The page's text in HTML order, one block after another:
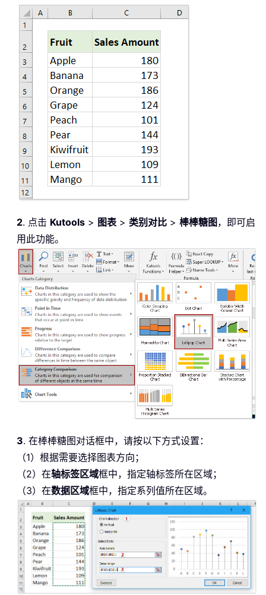
2. 点击 Kutools > 图表 > 类别对比 > 棒棒糖图，即可启
用此功能。
3. 在棒棒糖图对话框中，请按以下方式设置：
（1）根据需要选择图表方向；
（2）在轴标签区域框中，指定轴标签所在区域；
（3）在数据区域框中，指定系列值所在区域。